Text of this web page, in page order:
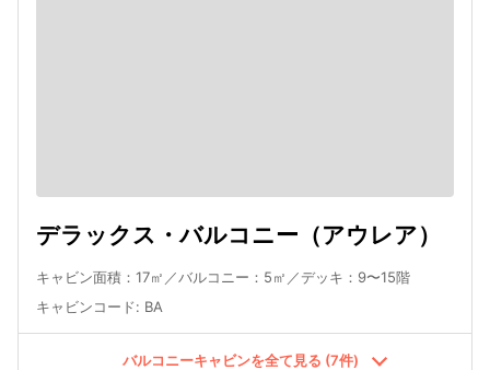
デラックス・バルコニー（アウレア）
キャビン面積：17㎡／バルコニー：5㎡／デッキ：9〜15階
キャビンコード: BA
バルコニーキャビンを全て見る (7件)